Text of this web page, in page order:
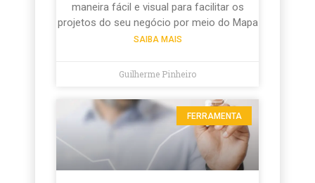
maneira fácil e visual para facilitar os
projetos do seu negócio por meio do Mapa
SAIBA MAIS
Guilherme Pinheiro
FERRAMENTA